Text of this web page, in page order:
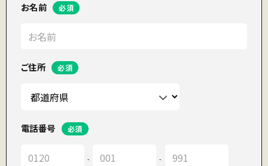
お名前
ご住所
電話番号
- -